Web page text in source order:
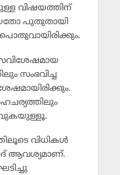
വിഷയത്തിന്
പുതുതായി
പൊതുവായിരിക്കും.
സംഭവിച്ച
വിധികള്‍
ആവശ്യമാണ്.